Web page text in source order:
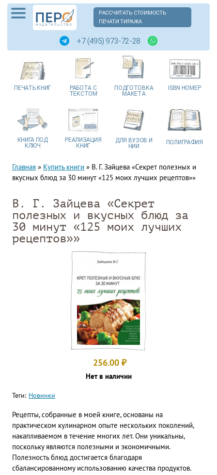
РАССЧИТАТЬ СТОИМОСТЬ
ПЕЧАТИ ТИРАЖА
+7 (495) 973-72-28
ПЕЧАТЬ КНИГ РАБОТА С
ТЕКСТОМ
ПОДГОТОВКА
МАКЕТА
ISBN НОМЕР
КНИГА ПОД
КЛЮЧ
РЕАЛИЗАЦИЯ
КНИГ
ДЛЯ ВУЗОВ И
НИИ
ПОЛИГРАФИЯ
Главная » Купить книги » В. Г. Зайцева «Секрет полезных и
вкусных блюд за 30 минут «125 моих лучших рецептов»»
В. Г. Зайцева «Секрет
полезных и вкусных блюд за
30 минут «125 моих лучших
рецептов»»
256.00 ₽
Нет в наличии
Теги: Новинки
Рецепты, собранные в моей книге, основаны на
практическом кулинарном опыте нескольких поколений,
накапливаемом в течение многих лет. Они уникальны,
поскольку являются полезными и экономичными.
Полезность блюд достигается благодаря
сбалансированному использованию качества продуктов.